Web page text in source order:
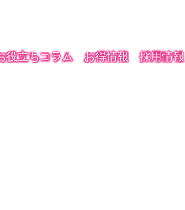
役立ちコラム お得情報 採用情報